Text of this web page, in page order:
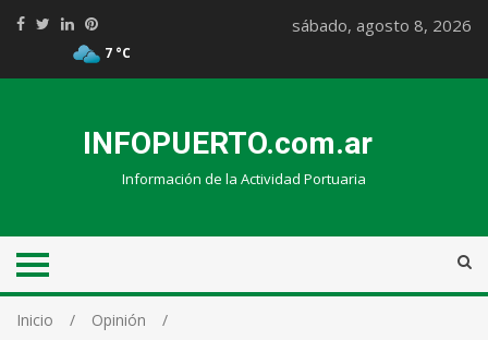
7 °C
sábado, agosto 8, 2026
INFOPUERTO.com.ar
Información de la Actividad Portuaria
Inicio
Opinión